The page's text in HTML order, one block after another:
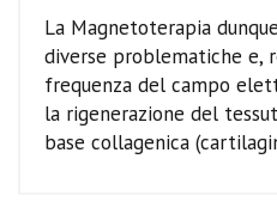
La Magnetoterapia
diverse problematiche e,
frequenza del campo
la rigenerazione del
base collagenica